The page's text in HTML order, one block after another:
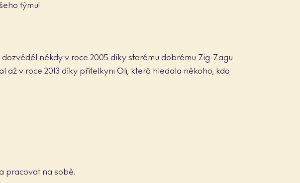
týmu!
někdy v roce 2005 díky starému dobrému Zig-Zagu
až v roce 2013 díky přítelkyni Oli, která hledala někoho, kdo
pracovat na sobě.